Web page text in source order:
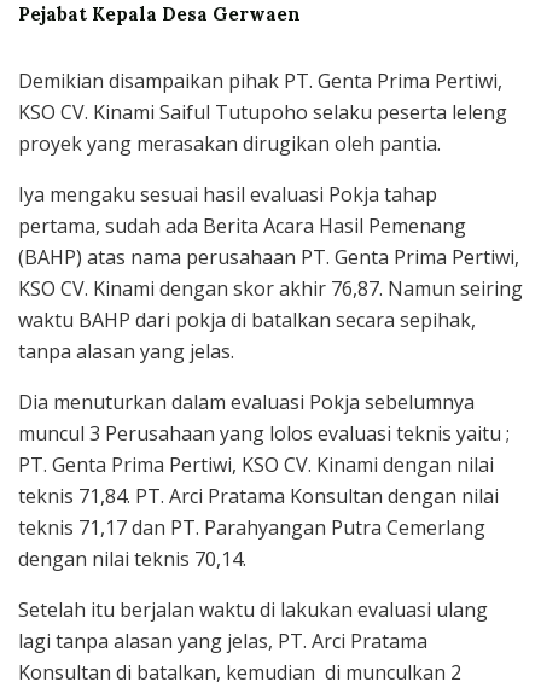
Pejabat Kepala Desa Gerwaen
Demikian disampaikan pihak PT. Genta Prima Pertiwi,
KSO CV. Kinami Saiful Tutupoho selaku peserta leleng
proyek yang merasakan dirugikan oleh pantia.
Iya mengaku sesuai hasil evaluasi Pokja tahap
pertama, sudah ada Berita Acara Hasil Pemenang
(BAHP) atas nama perusahaan PT. Genta Prima Pertiwi,
KSO CV. Kinami dengan skor akhir 76,87. Namun seiring
waktu BAHP dari pokja di batalkan secara sepihak,
tanpa alasan yang jelas.
Dia menuturkan dalam evaluasi Pokja sebelumnya
muncul 3 Perusahaan yang lolos evaluasi teknis yaitu ;
PT. Genta Prima Pertiwi, KSO CV. Kinami dengan nilai
teknis 71,84. PT. Arci Pratama Konsultan dengan nilai
teknis 71,17 dan PT. Parahyangan Putra Cemerlang
dengan nilai teknis 70,14.
Setelah itu berjalan waktu di lakukan evaluasi ulang
lagi tanpa alasan yang jelas, PT. Arci Pratama
Konsultan di batalkan, kemudian di munculkan 2